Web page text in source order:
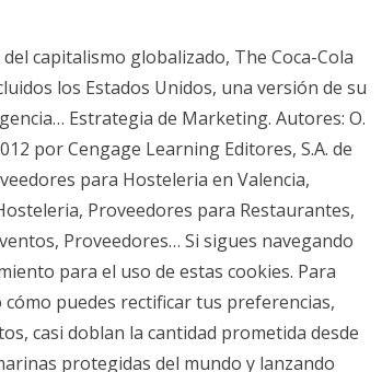
capitalismo globalizado, The Coca-Cola
los Estados Unidos, una versión de su
Estrategia de Marketing. Autores: O.
por Cengage Learning Editores, S.A. de
para Hosteleria en Valencia,
Proveedores para Restaurantes,
Proveedores… Si sigues navegando
para el uso de estas cookies. Para
puedes rectificar tus preferencias,
casi doblan la cantidad prometida desde
protegidas del mundo y lanzando